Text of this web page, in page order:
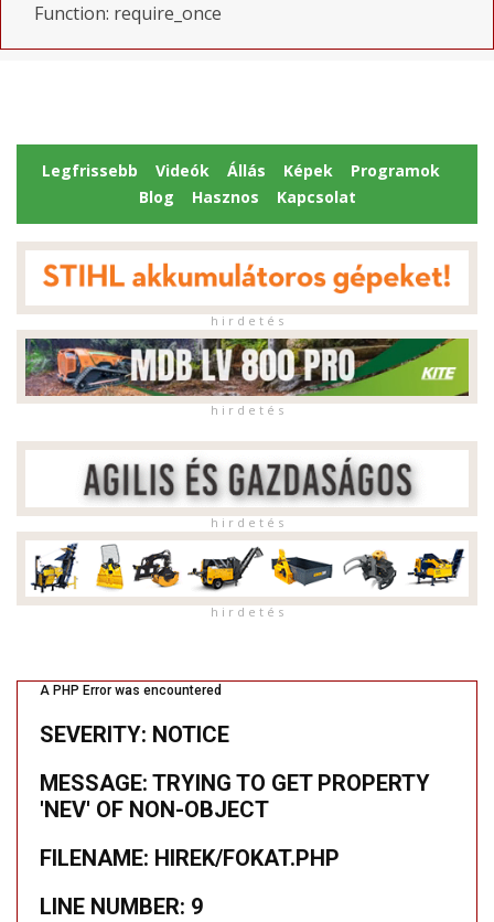
Function: require_once
Legfrissebb Videók Állás Képek
Programok
Blog
Hasznos Kapcsolat
h i r d e t é s
h i r d e t é s
h i r d e t é s
h i r d e t é s
A PHP Error was encountered
SEVERITY: NOTICE
MESSAGE: TRYING TO GET PROPERTY
'NEV' OF NON-OBJECT
FILENAME: HIREK/FOKAT.PHP
LINE NUMBER: 9